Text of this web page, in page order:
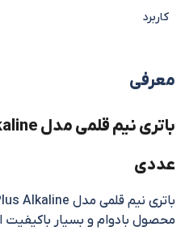
کاربرد
معرفی
عددی
محصول بادوام و بسیار